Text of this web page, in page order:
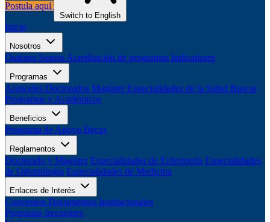
Postula aquí
Switch to English
Inicio
Nosotros
Quiénes Somos Acreditación de programas Indicadores
Programas
Aranceles Doctorados Magíster Especialidades de la Salud Buscar
Programas y Académicos
Beneficios
Programa de Apoyo Becas
Reglamentos
Doctorado y Magíster Especialidades de Enfermería Especialidades
de Odontología Especialidades de Medicina
Enlaces de Interés
Convenios Documentos Institucionales
Preguntas frecuentes